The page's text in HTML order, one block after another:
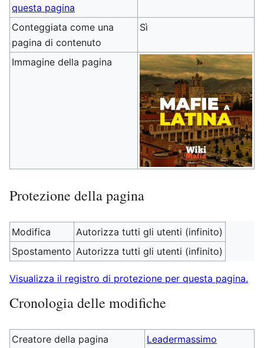
questa pagina
Conteggiata come una
pagina di contenuto
Sì
Immagine della pagina
Protezione della pagina
Modifica
Autorizza tutti gli utenti (infinito)
Spostamento Autorizza tutti gli utenti (infinito)
Visualizza il registro di protezione per questa pagina.
Cronologia delle modifiche
Creatore della pagina
Leadermassimo